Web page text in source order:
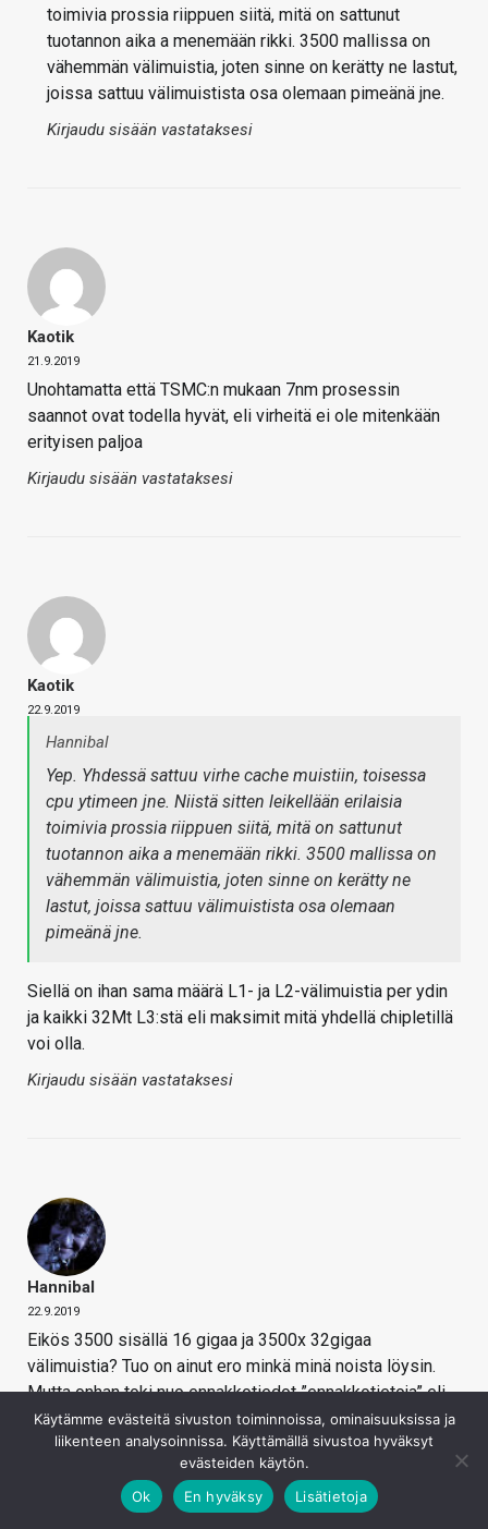
toimivia prossia riippuen siitä, mitä on sattunut
tuotannon aika a menemään rikki. 3500 mallissa on
vähemmän välimuistia, joten sinne on kerätty ne lastut,
joissa sattuu välimuistista osa olemaan pimeänä jne.
Kirjaudu sisään vastataksesi
Kaotik
21.9.2019
Unohtamatta että TSMC:n mukaan 7nm prosessin
saannot ovat todella hyvät, eli virheitä ei ole mitenkään
erityisen paljoa
Kirjaudu sisään vastataksesi
Kaotik
22.9.2019
Hannibal
Yep. Yhdessä sattuu virhe cache muistiin, toisessa
cpu ytimeen jne. Niistä sitten leikellään erilaisia
toimivia prossia riippuen siitä, mitä on sattunut
tuotannon aika a menemään rikki. 3500 mallissa on
vähemmän välimuistia, joten sinne on kerätty ne
lastut, joissa sattuu välimuistista osa olemaan
pimeänä jne.
Siellä on ihan sama määrä L1- ja L2-välimuistia per ydin
ja kaikki 32Mt L3:stä eli maksimit mitä yhdellä chipletillä
voi olla.
Kirjaudu sisään vastataksesi
Hannibal
22.9.2019
Eikös 3500 sisällä 16 gigaa ja 3500x 32gigaa
välimuistia? Tuo on ainut ero minkä minä noista löysin.
Mutta onhan toki nuo ennakkotiedot ”ennakkotietoja” eli
voihan se olla noinkin.
Kirjaudu sisään vastataksesi
Käytämme evästeitä sivuston toiminnoissa, ominaisuuksissa ja
liikenteen analysoinnissa. Käyttämällä sivustoa hyväksyt
evästeiden käytön.
Ok
En hyväksy Lisätietoja